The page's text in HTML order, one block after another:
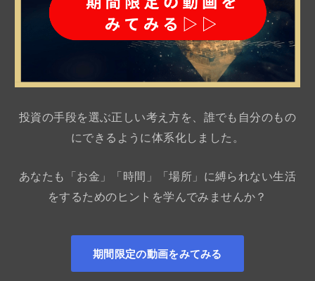
投資の手段を選ぶ正しい考え方を、誰でも自分のもの
にできるように体系化しました。
あなたも「お金」「時間」「場所」に縛られない生活
をするためのヒントを学んでみませんか？
期間限定の動画をみてみる